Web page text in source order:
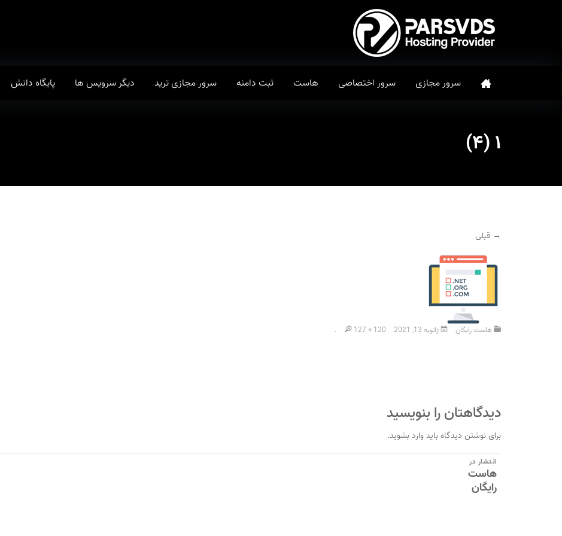
سرور مجازی سرور اختصاصی هاست ثبت دامنه سرور مجازی ترید دیگر سرویس ها پایگاه دانش
۱ (۴)
→ قبلی
هاست رایگان ژانویه 13, 2021 127 × 120
.
دیدگاهتان را بنویسید
برای نوشتن دیدگاه بایدوارد بشوید.
راهبری
نوشته
انتشار در
هاست
رایگان